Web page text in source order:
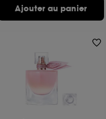
Ajouter au panier